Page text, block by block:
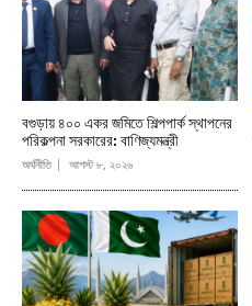
বগুড়ায় ৪০০ একর জমিতে শিল্পপার্ক স্থাপনের
পরিকল্পনা সরকারের: বাণিজ্যমন্ত্রী
অর্থনীতি আগস্ট ৮, ২০২৬